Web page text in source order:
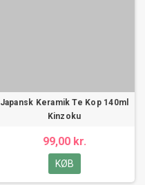
Japansk Keramik Te Kop 140ml
Kinzoku
99,00 kr.
KØB